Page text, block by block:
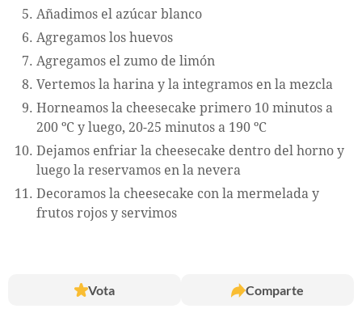
Añadimos el azúcar blanco
Agregamos los huevos
Agregamos el zumo de limón
Vertemos la harina y la integramos en la mezcla
Horneamos la cheesecake primero 10 minutos a
200 ºC y luego, 20-25 minutos a 190 ºC
Dejamos enfriar la cheesecake dentro del horno y
luego la reservamos en la nevera
Decoramos la cheesecake con la mermelada y
frutos rojos y servimos
Vota Comparte